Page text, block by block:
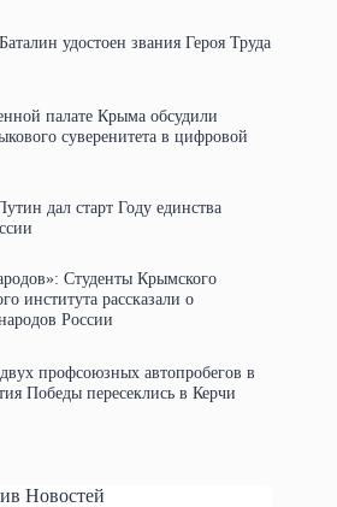
удостоен звания Героя Труда
палате Крыма обсудили
суверенитета в цифровой
дал старт Году единства
Студенты Крымского
института рассказали о
России
профсоюзных автопробегов в
Победы пересеклись в Керчи
Новостей